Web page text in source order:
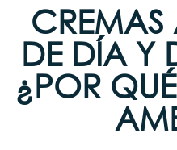
CREMAS
DE DÍA Y
¿POR